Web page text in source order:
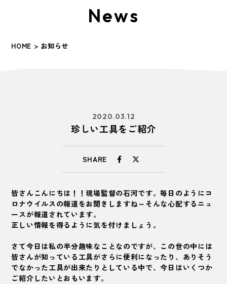
News
HOME > お知らせ
2020.03.12
珍しい工具をご紹介
SHARE
皆さんこんにちは！！現場監督の石河です。毎日のようにコ
ロナウイルスの報道をお聞きしますね～そんな心配するニュ
ースが報道されています。
正しい情報を得るように気を付けましょう。
さて今日は私の半分趣味なことなのですが、この世の中には
皆さんが知っている工具がさらに便利になったり、ありそう
でなかった工具が出来たりとしている中で、今日はいくつか
ご紹介したいとおもいます。